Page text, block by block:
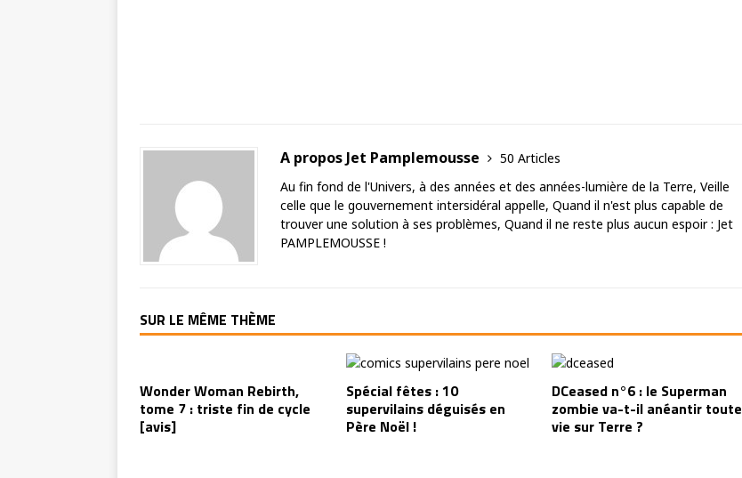
A propos Jet Pamplemousse
50 Articles
Au fin fond de l'Univers, à des années et des années-lumière de la Terre, Veille
celle que le gouvernement intersidéral appelle, Quand il n'est plus capable de
trouver une solution à ses problèmes, Quand il ne reste plus aucun espoir : Jet
PAMPLEMOUSSE !
SUR LE MÊME THÈME
Wonder Woman Rebirth,
tome 7 : triste fin de cycle
[avis]
Spécial fêtes : 10
supervilains déguisés en
Père Noël !
DCeased n°6 : le Superman
zombie va-t-il anéantir toute
vie sur Terre ?